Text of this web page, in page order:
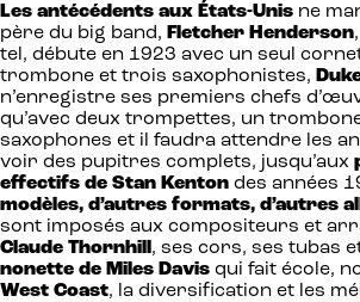
Les antécédents aux États-Unis ne
père du big band, Fletcher Henderson
tel, débute en 1923 avec un seul
trombone et trois saxophonistes,
n’enregistre ses premiers chefs
qu’avec deux trompettes, un
saxophones et il faudra attendre les
voir des pupitres complets, jusqu’aux
effectifs de Stan Kenton des années
modèles, d’autres formats, d’autres
sont imposés aux compositeurs et
Claude Thornhill , ses cors, ses tubas
nonette de Miles Davis qui fait école,
West Coast, la diversification et les